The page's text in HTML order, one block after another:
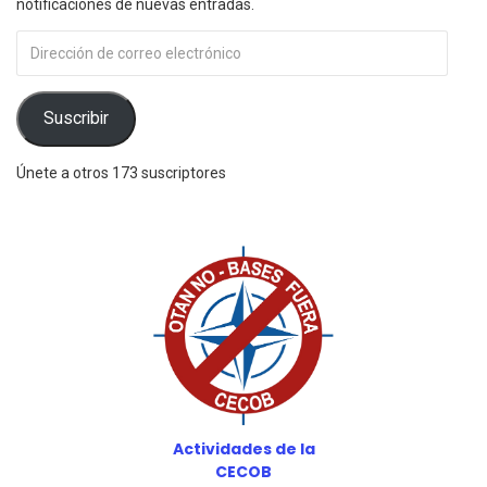
notificaciones de nuevas entradas.
de
correo
electrónico
Suscribir
Únete a otros 173 suscriptores
Actividades de la
CECOB